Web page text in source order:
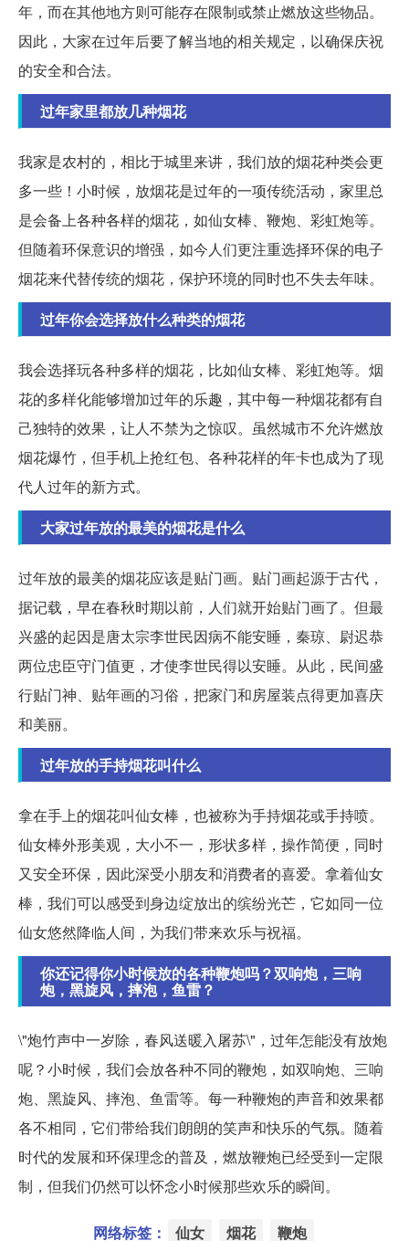
年，而在其他地方则可能存在限制或禁止燃放这些物品。
因此，大家在过年后要了解当地的相关规定，以确保庆祝
的安全和合法。
过年家里都放几种烟花
我家是农村的，相比于城里来讲，我们放的烟花种类会更
多一些！小时候，放烟花是过年的一项传统活动，家里总
是会备上各种各样的烟花，如仙女棒、鞭炮、彩虹炮等。
但随着环保意识的增强，如今人们更注重选择环保的电子
烟花来代替传统的烟花，保护环境的同时也不失去年味。
过年你会选择放什么种类的烟花
我会选择玩各种多样的烟花，比如仙女棒、彩虹炮等。烟
花的多样化能够增加过年的乐趣，其中每一种烟花都有自
己独特的效果，让人不禁为之惊叹。虽然城市不允许燃放
烟花爆竹，但手机上抢红包、各种花样的年卡也成为了现
代人过年的新方式。
大家过年放的最美的烟花是什么
过年放的最美的烟花应该是贴门画。贴门画起源于古代，
据记载，早在春秋时期以前，人们就开始贴门画了。但最
兴盛的起因是唐太宗李世民因病不能安睡，秦琼、尉迟恭
两位忠臣守门值更，才使李世民得以安睡。从此，民间盛
行贴门神、贴年画的习俗，把家门和房屋装点得更加喜庆
和美丽。
过年放的手持烟花叫什么
拿在手上的烟花叫仙女棒，也被称为手持烟花或手持喷。
仙女棒外形美观，大小不一，形状多样，操作简便，同时
又安全环保，因此深受小朋友和消费者的喜爱。拿着仙女
棒，我们可以感受到身边绽放出的缤纷光芒，它如同一位
仙女悠然降临人间，为我们带来欢乐与祝福。
你还记得你小时候放的各种鞭炮吗？双响炮，三响
炮，黑旋风，摔泡，鱼雷？
\"炮竹声中一岁除，春风送暖入屠苏\"，过年怎能没有放炮
呢？小时候，我们会放各种不同的鞭炮，如双响炮、三响
炮、黑旋风、摔泡、鱼雷等。每一种鞭炮的声音和效果都
各不相同，它们带给我们朗朗的笑声和快乐的气氛。随着
时代的发展和环保理念的普及，燃放鞭炮已经受到一定限
制，但我们仍然可以怀念小时候那些欢乐的瞬间。
网络标签： 仙女 烟花 鞭炮